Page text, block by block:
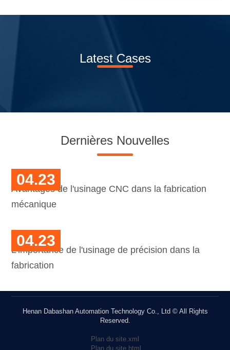
Latest Cases
Dernières Nouvelles
Avantages de l'usinage CNC dans la fabrication
mécanique
04.23
L'importance de l'usinage de précision dans la
fabrication
04.23
Henan Dabashan Automation Technology Co., Ltd © All Rights
Reserved.
Plan du site.xml
Plan du site.html